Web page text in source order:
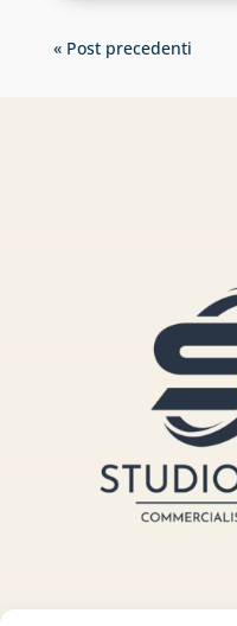
« Post precedenti